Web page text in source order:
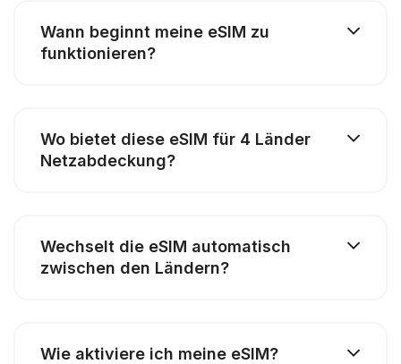
Wann beginnt meine eSIM zu
funktionieren?
Wo bietet diese eSIM für 4 Länder
Netzabdeckung?
Wechselt die eSIM automatisch
zwischen den Ländern?
Wie aktiviere ich meine eSIM?